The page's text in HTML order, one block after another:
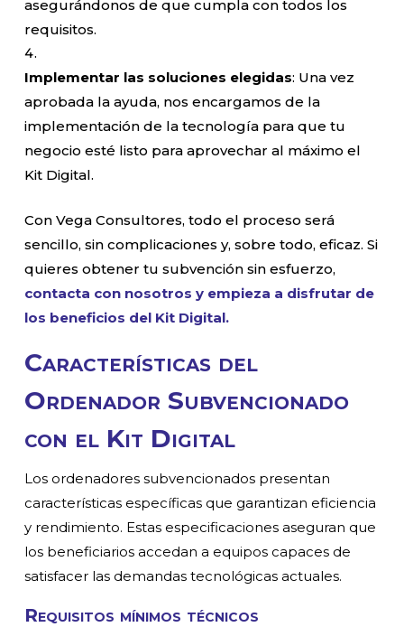
asegurándonos de que cumpla con todos los
requisitos.
Implementar las soluciones elegidas: Una vez
aprobada la ayuda, nos encargamos de la
implementación de la tecnología para que tu
negocio esté listo para aprovechar al máximo el
Kit Digital.
Con Vega Consultores, todo el proceso será
sencillo, sin complicaciones y, sobre todo, eficaz. Si
quieres obtener tu subvención sin esfuerzo,
contacta con nosotros y empieza a disfrutar de
los beneficios del Kit Digital.
Características del
Ordenador Subvencionado
con el Kit Digital
Los ordenadores subvencionados presentan
características específicas que garantizan eficiencia
y rendimiento. Estas especificaciones aseguran que
los beneficiarios accedan a equipos capaces de
satisfacer las demandas tecnológicas actuales.
Requisitos mínimos técnicos